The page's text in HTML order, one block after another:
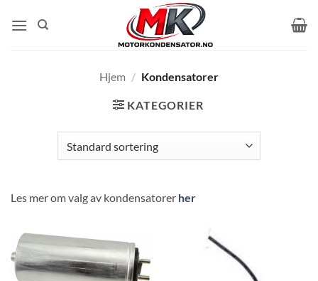
Hjem / Kondensatorer
KATEGORIER
Les mer om valg av kondensatorer her